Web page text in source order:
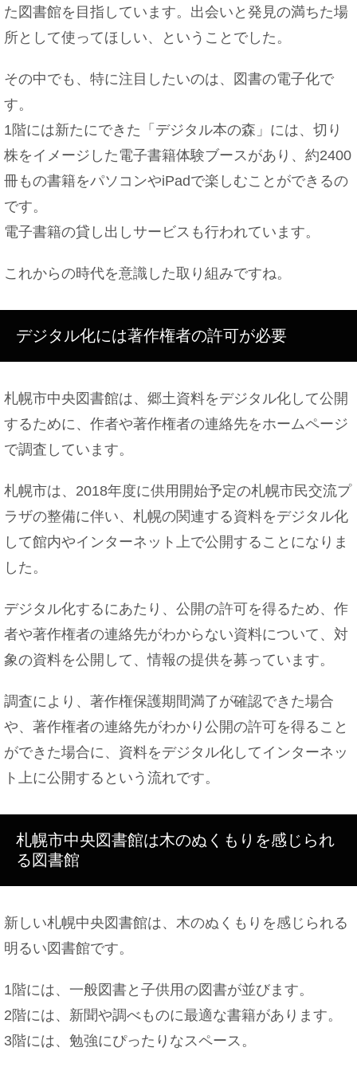
た図書館を目指しています。出会いと発見の満ちた場
所として使ってほしい、ということでした。
その中でも、特に注目したいのは、図書の電子化で
す。
1階には新たにできた「デジタル本の森」には、切り
株をイメージした電子書籍体験ブースがあり、約2400
冊もの書籍をパソコンやiPadで楽しむことができるの
です。
電子書籍の貸し出しサービスも行われています。
これからの時代を意識した取り組みですね。
デジタル化には著作権者の許可が必要
札幌市中央図書館は、郷土資料をデジタル化して公開
するために、作者や著作権者の連絡先をホームページ
で調査しています。
札幌市は、2018年度に供用開始予定の札幌市民交流プ
ラザの整備に伴い、札幌の関連する資料をデジタル化
して館内やインターネット上で公開することになりま
した。
デジタル化するにあたり、公開の許可を得るため、作
者や著作権者の連絡先がわからない資料について、対
象の資料を公開して、情報の提供を募っています。
調査により、著作権保護期間満了が確認できた場合
や、著作権者の連絡先がわかり公開の許可を得ること
ができた場合に、資料をデジタル化してインターネッ
ト上に公開するという流れです。
札幌市中央図書館は木のぬくもりを感じられ
る図書館
新しい札幌中央図書館は、木のぬくもりを感じられる
明るい図書館です。
1階には、一般図書と子供用の図書が並びます。
2階には、新聞や調べものに最適な書籍があります。
3階には、勉強にぴったりなスペース。